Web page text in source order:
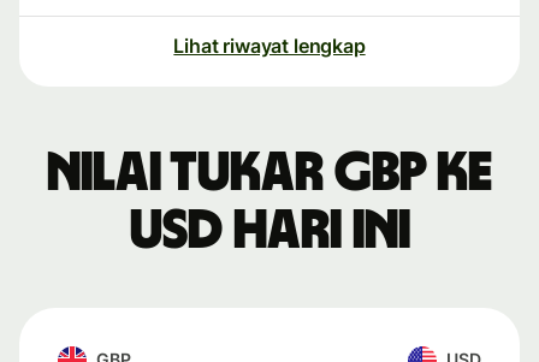
Lihat riwayat lengkap
Nilai tukar GBP ke
USD hari ini